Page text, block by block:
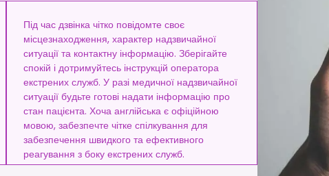
Під час дзвінка чітко повідомте своє
місцезнаходження, характер надзвичайної
ситуації та контактну інформацію. Зберігайте
спокій і дотримуйтесь інструкцій оператора
екстрених служб. У разі медичної надзвичайної
ситуації будьте готові надати інформацію про
стан пацієнта. Хоча англійська є офіційною
мовою, забезпечте чітке спілкування для
забезпечення швидкого та ефективного
реагування з боку екстрених служб.